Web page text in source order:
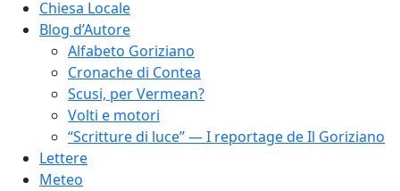
Chiesa Locale
Blog d’Autore
Alfabeto Goriziano
Cronache di Contea
Scusi, per Vermean?
Volti e motori
“Scritture di luce” — I reportage de Il Goriziano
Lettere
Meteo